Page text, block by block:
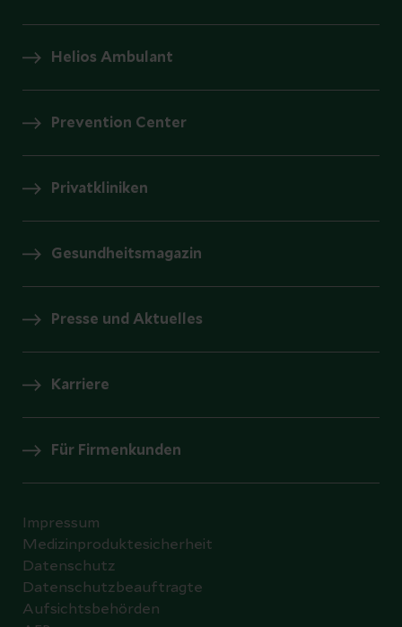
Helios Ambulant
Prevention Center
Privatkliniken
Gesundheitsmagazin
Presse und Aktuelles
Karriere
Für Firmenkunden
Impressum
Medizinproduktesicherheit
Datenschutz
Datenschutzbeauftragte
Aufsichtsbehörden